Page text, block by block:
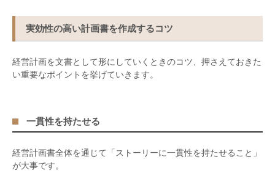
実効性の高い計画書を作成するコツ
経営計画を文書として形にしていくときのコツ、押さえておきた
い重要なポイントを挙げていきます。
一貫性を持たせる
経営計画書全体を通じて「ストーリーに一貫性を持たせること」
が大事です。